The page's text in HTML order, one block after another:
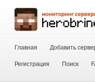
Главная Добавить
Регистрация
Поиск